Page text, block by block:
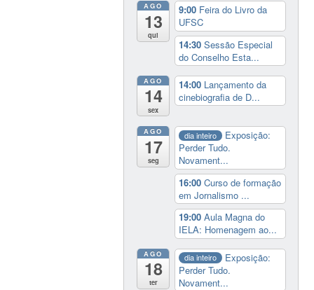
AGO
13
qui
9:00 Feira do Livro da
UFSC
14:30Sessão Especial
do Conselho Esta...
AGO
14
sex
14:00 Lançamento da
cinebiografia de D...
AGO
17
seg
dia inteiro
Exposição:
Perder Tudo.
Novament...
16:00Curso de formação
em Jornalismo ...
19:00Aula Magna do
IELA: Homenagem ao...
AGO
18
ter
dia inteiro
Exposição:
Perder Tudo.
Novament...